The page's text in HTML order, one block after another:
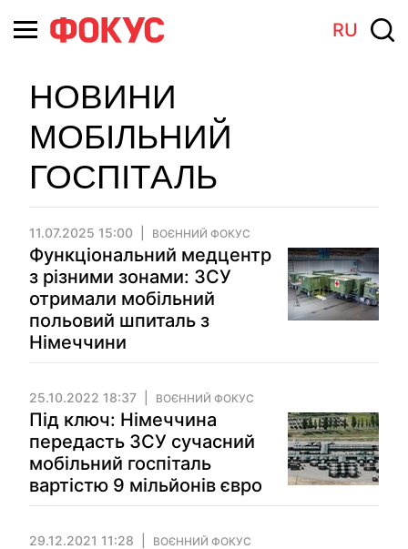
RU
НОВИНИ
МОБІЛЬНИЙ
ГОСПІТАЛЬ
11.07.2025 15:00 ВОЄННИЙ ФОКУС
Функціональний медцентр
з різними зонами: ЗСУ
отримали мобільний
польовий шпиталь з
Німеччини
25.10.2022 18:37 ВОЄННИЙ ФОКУС
Під ключ: Німеччина
передасть ЗСУ сучасний
мобільний госпіталь
вартістю 9 мільйонів євро
29.12.2021 11:28 ВОЄННИЙ ФОКУС